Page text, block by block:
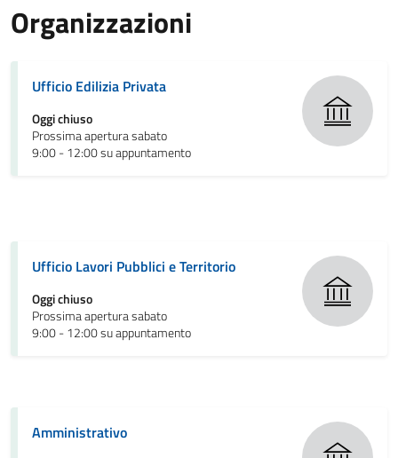
Organizzazioni
Ufficio Edilizia Privata
Oggi chiuso
Prossima apertura sabato
9:00 - 12:00 su appuntamento
Ufficio Lavori Pubblici e Territorio
Oggi chiuso
Prossima apertura sabato
9:00 - 12:00 su appuntamento
Amministrativo